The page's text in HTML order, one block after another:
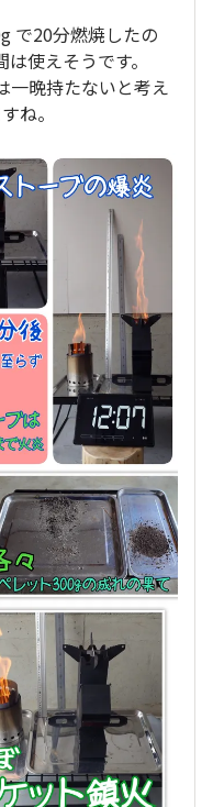
で20分燃焼したの
は使えそうです。
一晩持たないと考え
ね。